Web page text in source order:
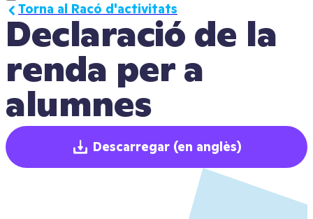
Declaració de la
renda per a
alumnes
Torna al Racó d'activitats
Descarregar (en anglès)